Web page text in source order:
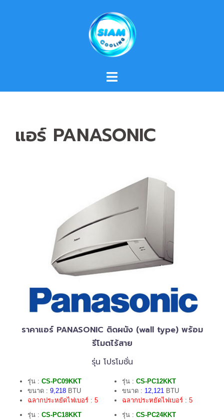
แอร์ PANASONIC
ราคาแอร์ PANASONIC ติดผนัง (wall type) พร้อม
รีโมตไร้สาย
รุ่น โปรโมชั่น
รุ่น : CS-PC09KKT
ขนาด : 9,218 BTU
ฉลากประหยัดไฟเบอร์ : 5
รุ่น : CS-PC12KKT
ขนาด : 12,121 BTU
ฉลากประหยัดไฟเบอร์ : 5
รุ่น : CS-PC18KKT
รุ่น : CS-PC24KKT